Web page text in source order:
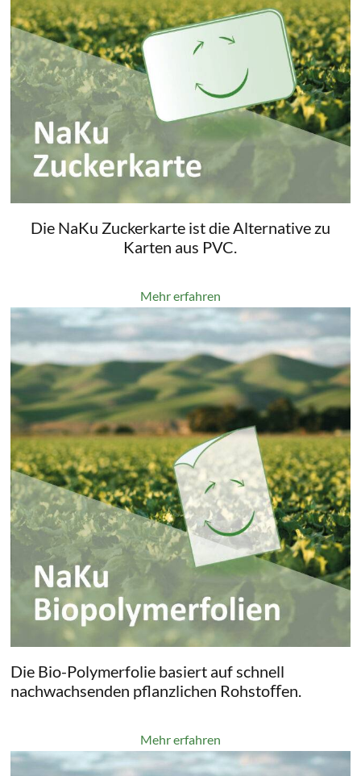
Die NaKu Zuckerkarte ist die Alternative zu
Karten aus PVC.
Mehr erfahren
Die Bio-Polymerfolie basiert auf schnell
nachwachsenden pflanzlichen Rohstoﬀen.
Mehr erfahren